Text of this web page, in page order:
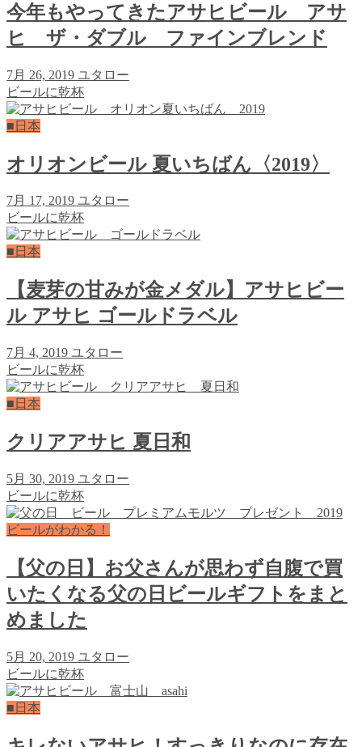
今年もやってきたアサヒビール アサ
ヒ ザ・ダブル ファインブレンド
7月 26, 2019 ユタロー
ビールに乾杯
■日本
オリオンビール 夏いちばん〈2019〉
7月 17, 2019 ユタロー
ビールに乾杯
■日本
【麦芽の甘みが金メダル】アサヒビー
ル アサヒ ゴールドラベル
7月 4, 2019 ユタロー
ビールに乾杯
■日本
クリアアサヒ 夏日和
5月 30, 2019 ユタロー
ビールに乾杯
ビールがわかる！
【父の日】お父さんが思わず自腹で買
いたくなる父の日ビールギフトをまと
めました
5月 20, 2019 ユタロー
ビールに乾杯
■日本